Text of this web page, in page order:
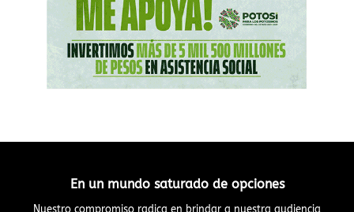
En un mundo saturado de opciones
Nuestro compromiso radica en brindar a nuestra audiencia